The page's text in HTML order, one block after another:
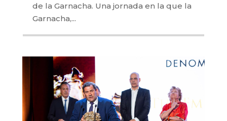
de la Garnacha. Una jornada en la que la
Garnacha,...